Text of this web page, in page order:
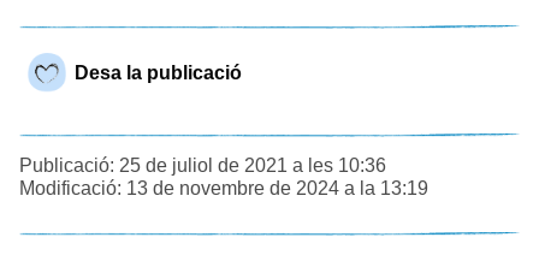
Desa la publicació
Publicació: 25 de juliol de 2021 a les 10:36
Modificació: 13 de novembre de 2024 a la 13:19